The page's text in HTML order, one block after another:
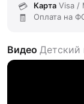
Карта Visa /
Оплата на
Видео Детский